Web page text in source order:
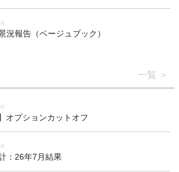
況報告（ベージュブック）
一覧
オプションカットオフ
：26年7月結果